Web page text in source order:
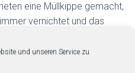
und unseren Service zu
eine Müllkippe gemacht,
vernichtet und das